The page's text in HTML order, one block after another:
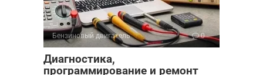
Бензиновый двигатель 0
Диагностика,
программирование и ремонт